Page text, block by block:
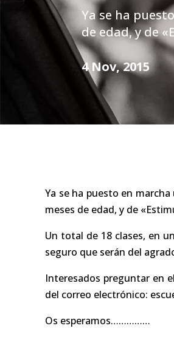
Ya se ha
de edad, y de
4 Nov, 2015
Ya se ha puesto en
meses de edad, y de
Un total de 18 clases, en
seguro que serán del
Interesados preguntar en
del correo electrónico:
Os esperamos……………